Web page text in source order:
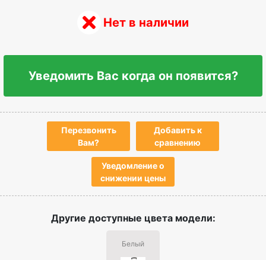
Нет в наличии
Уведомить Вас когда он появится?
Перезвонить
Вам?
Добавить к
сравнению
Уведомление о
снижении цены
Другие доступные цвета модели:
Белый